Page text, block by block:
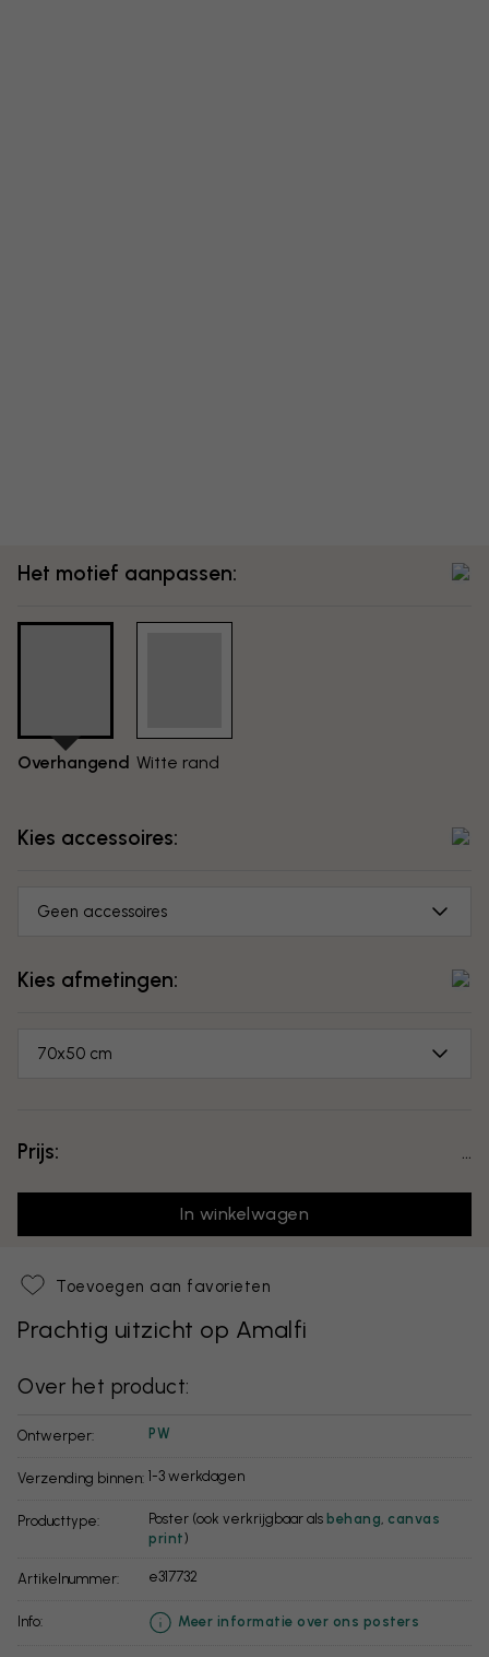
Het motief aanpassen:
Overhangend Witte rand
Kies accessoires:
Geen accessoires
Kies afmetingen:
70x50 cm
Prijs:
In winkelwagen
Toevoegen aan favorieten
Prachtig uitzicht op Amalfi
Over het product:
Ontwerper: PW
Verzending binnen: 1-3 werkdagen
Producttype: Poster (ook verkrijgbaar als behang canvas
print)
Artikelnummer: e317732
info: Meer informatie over ons posters